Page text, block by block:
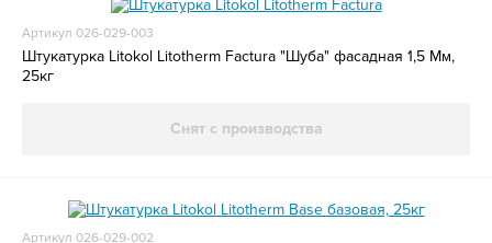
Артикул 026-029-003
Штукатурка Litokol Litotherm Factura "Шуба" фасадная 1,5 Мм,
25кг
Снят с производства
Артикул 026-029-002